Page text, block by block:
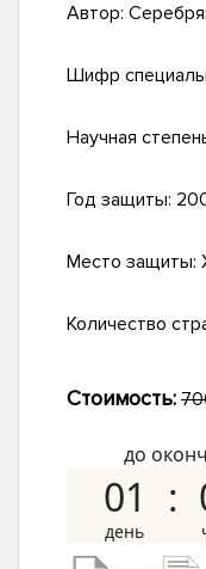
Автор:
Шифр
Научная
Год защиты:
Место защиты:
Количество
Стоимость:
до
01